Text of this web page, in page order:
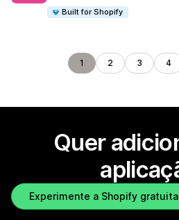
Built for Shopify
1 2 3 4
Quer
Experimente a Shopify